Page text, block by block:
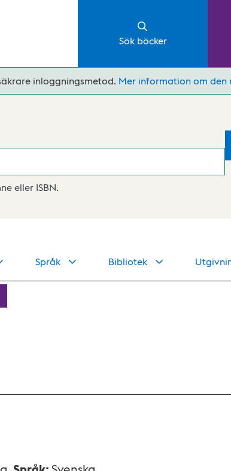
Sök böcker
inloggningsmetod. Mer information om den
eller ISBN.
Språk Bibliotek